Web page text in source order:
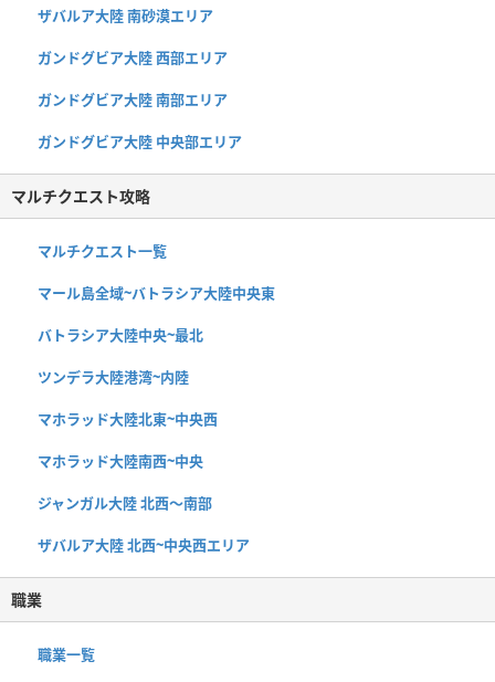
ザバルア大陸 南砂漠エリア
ガンドグビア大陸 西部エリア
ガンドグビア大陸 南部エリア
ガンドグビア大陸 中央部エリア
マルチクエスト攻略
マルチクエスト一覧
マール島全域~バトラシア大陸中央東
バトラシア大陸中央~最北
ツンデラ大陸港湾~内陸
マホラッド大陸北東~中央西
マホラッド大陸南西~中央
ジャンガル大陸 北西〜南部
ザバルア大陸 北西~中央西エリア
職業
職業一覧